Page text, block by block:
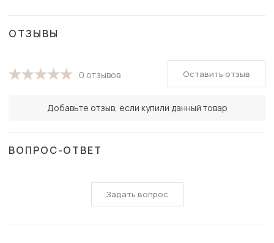
ОТЗЫВЫ
0 отзывов
Добавьте отзыв, если купили данный товар
Оставить отзыв
ВОПРОС-ОТВЕТ
Задать вопрос